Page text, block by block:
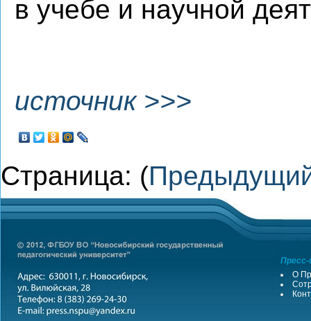
в учебе и научной
источник >>>
Страница: (
О